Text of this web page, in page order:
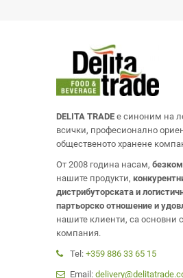
DELITA TRADE е синоним на
всички, професионално
общественото хранене
От 2008 година насам,
нашите продукти,
дистрибуторската и
партьорско отношение и
нашите клиенти, са основни
компания.
Tel: +359 886 33 65 15
Email: